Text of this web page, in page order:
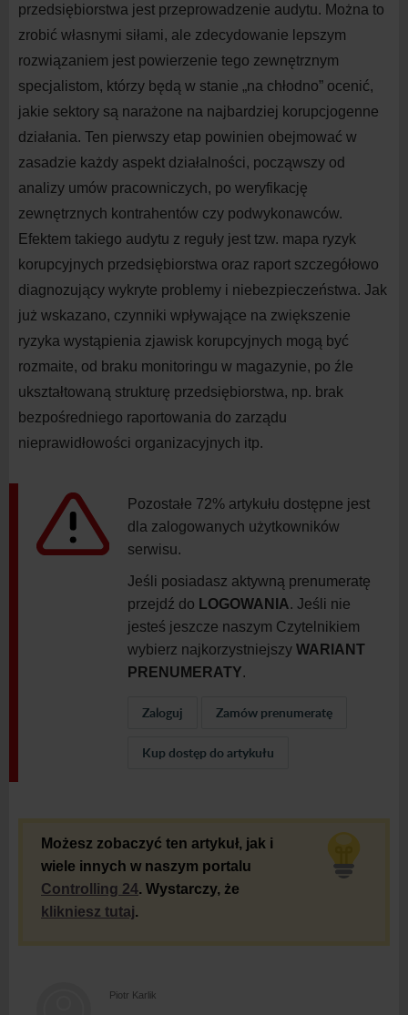
przedsiębiorstwa jest przeprowadzenie audytu. Można to
zrobić własnymi siłami, ale zdecydowanie lepszym
rozwiązaniem jest powierzenie tego zewnętrznym
specjalistom, którzy będą w stanie „na chłodno” ocenić,
jakie sektory są narażone na najbardziej korupcjogenne
działania. Ten pierwszy etap powinien obejmować w
zasadzie każdy aspekt działalności, począwszy od
analizy umów pracowniczych, po weryfikację
zewnętrznych kontrahentów czy podwykonawców.
Efektem takiego audytu z reguły jest tzw. mapa ryzyk
korupcyjnych przedsiębiorstwa oraz raport szczegółowo
diagnozujący wykryte problemy i niebezpieczeństwa. Jak
już wskazano, czynniki wpływające na zwiększenie
ryzyka wystąpienia zjawisk korupcyjnych mogą być
rozmaite, od braku monitoringu w magazynie, po źle
ukształtowaną strukturę przedsiębiorstwa, np. brak
bezpośredniego raportowania do zarządu
nieprawidłowości organizacyjnych itp.
Pozostałe 72% artykułu dostępne jest
dla zalogowanych użytkowników
serwisu.
Jeśli posiadasz aktywną prenumeratę
przejdź do LOGOWANIA. Jeśli nie
jesteś jeszcze naszym Czytelnikiem
wybierz najkorzystniejszy WARIANT
PRENUMERATY.
Zaloguj Zamów prenumeratę
Kup dostęp do artykułu
Możesz zobaczyć ten artykuł, jak i
wiele innych w naszym portalu
Controlling 24. Wystarczy, że
klikniesz tutaj.
Piotr Karlik